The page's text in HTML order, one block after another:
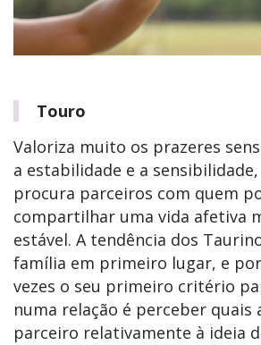
Touro
Valoriza muito os prazeres
a estabilidade e a
procura parceiros com quem
compartilhar uma vida afetiva
estável. A tendência dos
família em primeiro lugar, e
vezes o seu primeiro critério
numa relação é perceber quais
parceiro relativamente à ideia